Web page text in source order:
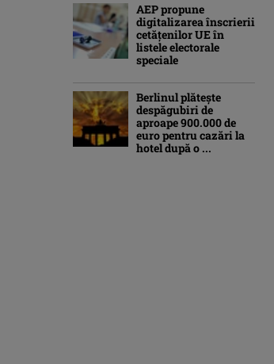
AEP propune
digitalizarea înscrierii
cetăţenilor UE în
listele electorale
speciale
Berlinul plăteşte
despăgubiri de
aproape 900.000 de
euro pentru cazări la
hotel după o ...